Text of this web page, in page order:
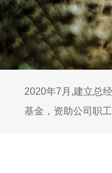
2020年7月,建立总
基金，资助公司职